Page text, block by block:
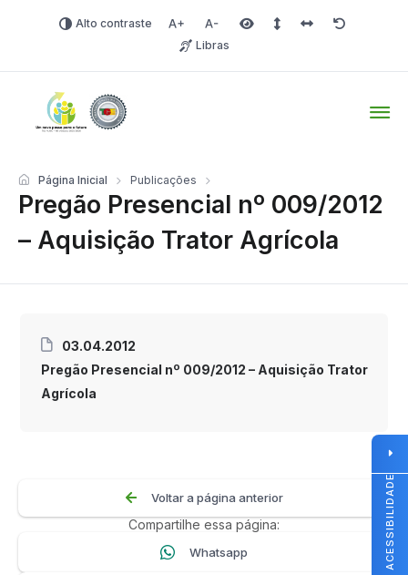
Alto contraste Aumentar fonte
Diminuir fonteÁrea selecionada
Espaçamento de linha
Espaço dos
Redefinir
Libras
Pregão Presencial nº 009/2012
– Aquisição Trator Agrícola
Página Inicial Publicações
03.04.2012
Pregão Presencial nº 009/2012 – Aquisição Trator
Agrícola
Voltar a página anterior
Compartilhe essa página:
Whatsapp ACESSIBILIDADE